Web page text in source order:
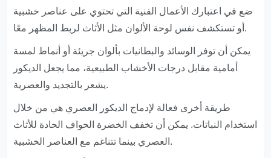
ضع في اعتبارك الأعمال الفنية التي تحتوي على عناصر خشبية
أو تستكشف نفس لوحة الألوان مثل الأثاث لربط المظهر معًا.
يمكن أن توفر الوسائد والبطانيات بألوان جريئة أو أنماط لمسة
أمامية مقابل درجات الأخشاب الطبيعية، مما يجعل الديكور
يشعر بالتجديد والعصرية.
طريقة أخرى فعالة لإدماج الديكور العصري هي من خلال
استخدام النباتات. يمكن أن تخفف الخضرة الحواف الحادة للأثاث
العصري بينما تتناغم مع العناصر الخشبية.